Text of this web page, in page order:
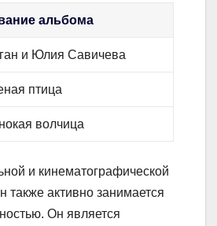
альбома
и Юлия Савичева
птица
волчица
и кинематографической
также активно занимается
Он является